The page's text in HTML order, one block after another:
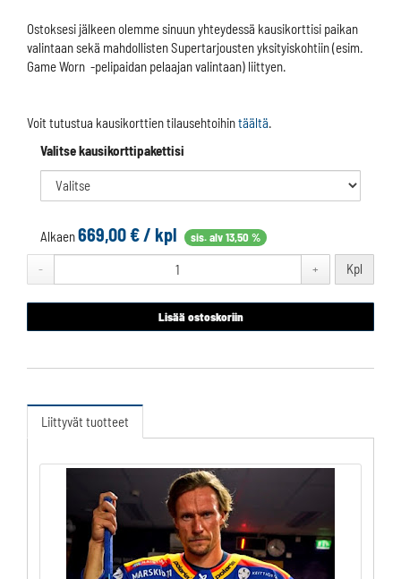
Ostoksesi jälkeen olemme sinuun yhteydessä kausikorttisi paikan
valintaan sekä mahdollisten Supertarjousten yksityiskohtiin (esim.
Game Worn -pelipaidan pelaajan valintaan) liittyen.
Voit tutustua kausikorttien tilausehtoihintäältä
Valitse kausikorttipakettisi
Alkaen669,00€ / kpl sis. alv 13,50 %
- + Kpl
Lisää ostoskoriin
Liittyvät tuotteet